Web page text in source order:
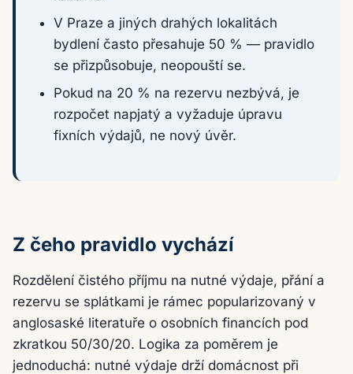
V Praze a jiných drahých lokalitách
bydlení často přesahuje 50 % — pravidlo
se přizpůsobuje, neopouští se.
Pokud na 20 % na rezervu nezbývá, je
rozpočet napjatý a vyžaduje úpravu
fixních výdajů, ne nový úvěr.
Z čeho pravidlo vychází
Rozdělení čistého příjmu na nutné výdaje, přání a
rezervu se splátkami je rámec popularizovaný v
anglosaské literatuře o osobních financích pod
zkratkou 50/30/20. Logika za poměrem je
jednoduchá: nutné výdaje drží domácnost při